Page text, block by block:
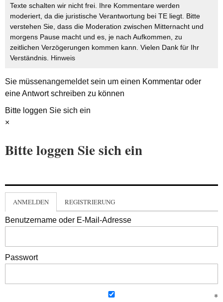
Texte schalten wir nicht frei. Ihre Kommentare werden
moderiert, da die juristische Verantwortung bei TE liegt. Bitte
verstehen Sie, dass die Moderation zwischen Mitternacht und
morgens Pause macht und es, je nach Aufkommen, zu
zeitlichen Verzögerungen kommen kann. Vielen Dank für Ihr
Verständnis. Hinweis
Sie müssenangemeldetsein um einen Kommentar oder
eine Antwort schreiben zu können
Bitte loggen Sie sich ein
×
Bitte loggen Sie sich ein
ANMELDEN REGISTRIERUNG
Benutzername oder E-Mail-Adresse
Passwort